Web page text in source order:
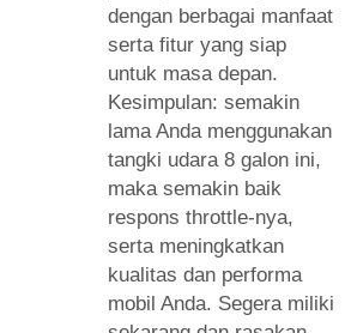
dengan berbagai manfaat
serta fitur yang siap
untuk masa depan.
Kesimpulan: semakin
lama Anda menggunakan
tangki udara 8 galon ini,
maka semakin baik
respons throttle-nya,
serta meningkatkan
kualitas dan performa
mobil Anda. Segera miliki